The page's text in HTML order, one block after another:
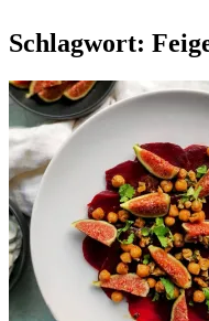
Schlagwort: